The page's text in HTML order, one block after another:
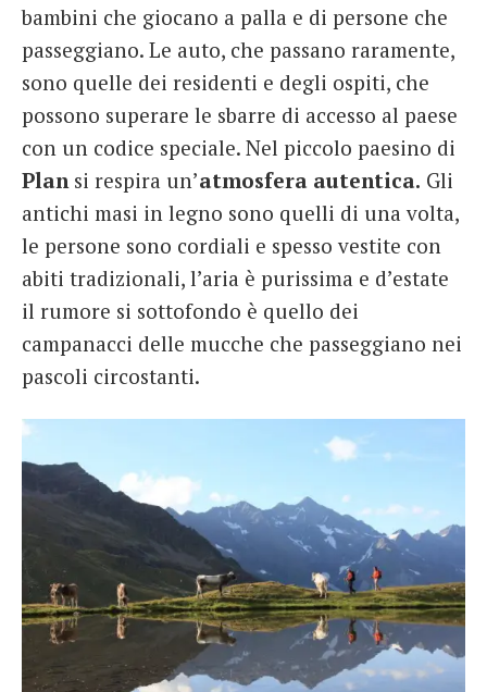
bambini che giocano a palla e di persone che
passeggiano. Le auto, che passano raramente,
sono quelle dei residenti e degli ospiti, che
possono superare le sbarre di accesso al paese
con un codice speciale. Nel piccolo paesino di
Plansi respira un’atmosfera autentica. Gli
antichi masi in legno sono quelli di una volta,
le persone sono cordiali e spesso vestite con
abiti tradizionali, l’aria è purissima e d’estate
il rumore si sottofondo è quello dei
campanacci delle mucche che passeggiano nei
pascoli circostanti.